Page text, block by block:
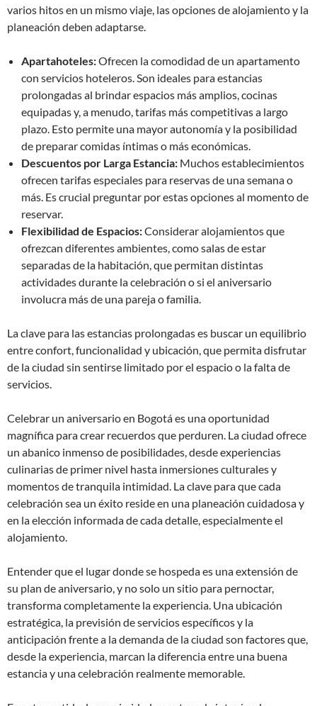
varios hitos en un mismo viaje, las opciones de alojamiento y la
planeación deben adaptarse.
Apartahoteles:Ofrecen la comodidad de un apartamento
con servicios hoteleros. Son ideales para estancias
prolongadas al brindar espacios más amplios, cocinas
equipadas y, a menudo, tarifas más competitivas a largo
plazo. Esto permite una mayor autonomía y la posibilidad
de preparar comidas íntimas o más económicas.
Descuentos por Larga Estancia: Muchos establecimientos
ofrecen tarifas especiales para reservas de una semana o
más. Es crucial preguntar por estas opciones al momento de
reservar.
Flexibilidad de Espacios:Considerar alojamientos que
ofrezcan diferentes ambientes, como salas de estar
separadas de la habitación, que permitan distintas
actividades durante la celebración o si el aniversario
involucra más de una pareja o familia.
La clave para las estancias prolongadas es buscar un equilibrio
entre confort, funcionalidad y ubicación, que permita disfrutar
de la ciudad sin sentirse limitado por el espacio o la falta de
servicios.
Celebrar un aniversario en Bogotá es una oportunidad
magnífica para crear recuerdos que perduren. La ciudad ofrece
un abanico inmenso de posibilidades, desde experiencias
culinarias de primer nivel hasta inmersiones culturales y
momentos de tranquila intimidad. La clave para que cada
celebración sea un éxito reside en una planeación cuidadosa y
en la elección informada de cada detalle, especialmente el
alojamiento.
Entender que el lugar donde se hospeda es una extensión de
su plan de aniversario, y no solo un sitio para pernoctar,
transforma completamente la experiencia. Una ubicación
estratégica, la previsión de servicios específicos y la
anticipación frente a la demanda de la ciudad son factores que,
desde la experiencia, marcan la diferencia entre una buena
estancia y una celebración realmente memorable.